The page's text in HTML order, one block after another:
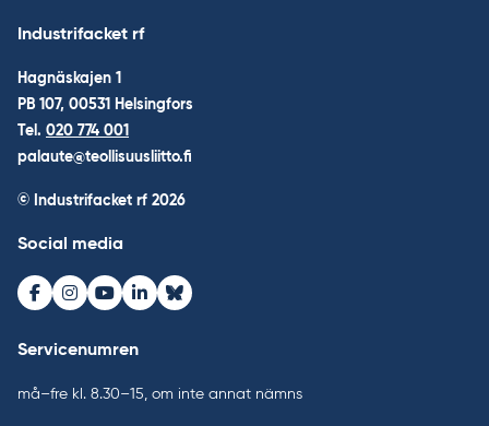
Industrifacket rf
Hagnäskajen 1
PB 107, 00531 Helsingfors
Tel. 020 774 001
palaute@teollisuusliitto.fi
© Industrifacket rf 2026
Social media
Facebook
Instagram
Youtube
LinkedInBluesky
Servicenumren
må–fre kl. 8.30–15, om inte annat nämns